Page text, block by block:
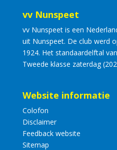
vv Nunspeet
vv Nunspeet is een
uit Nunspeet. De club werd
1924. Het standaardelftal
Tweede klasse zaterdag
Website informatie
Colofon
Disclaimer
Feedback website
Sitemap